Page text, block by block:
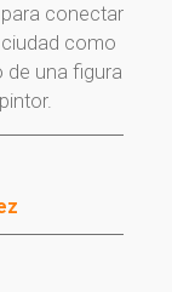
a
conectar
como
de una figura